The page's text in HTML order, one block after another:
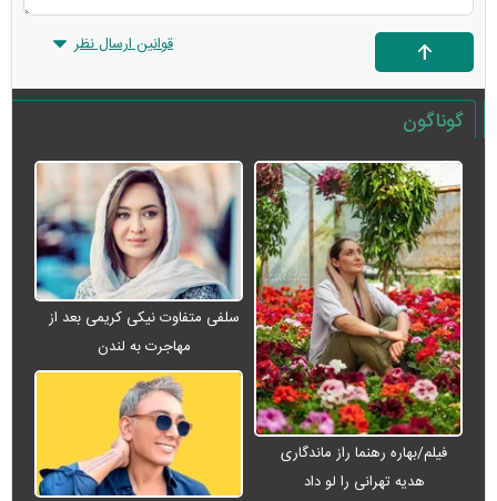
قوانین ارسال نظر
گوناگون
فیلم/بهاره رهنما راز ماندگاری
هدیه تهرانی را لو داد
سلفی متفاوت نیکی کریمی بعد از
مهاجرت به لندن